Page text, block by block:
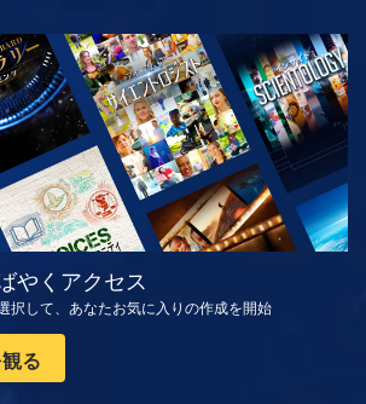
シリーズを探求
やくアクセス
択して、あなたお気に入りの作成を開始
る